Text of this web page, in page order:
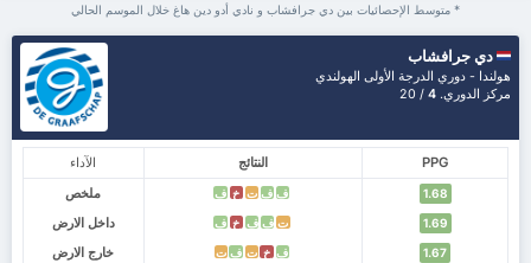
* متوسط الإحصائيات بين دي جرافشاب و نادي أدو دين هاغ خلال الموسم الحالي
دي جرافشاب
هولندا - دوري الدرجة الأولى الهولندي
مركز الدوري. 4
/ 20
الآداء النتائج
PPG
ملخص
ف ف ت خ ف 1.68
داخل الارض ت ف ف خ ف 1.69
خارج الارض ف خ ت ف ت 1.67